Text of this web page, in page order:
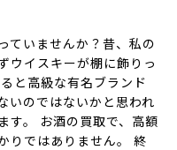
ていませんか？昔、私の
ウイスキーが棚に飾りっ
と高級な有名ブランド
いのではないかと思われ
す。 お酒の買取で、高額
りではありません。 終